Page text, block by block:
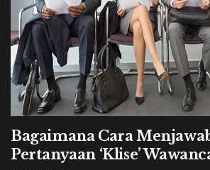
Bagaimana Cara
Pertanyaan ‘Klise’